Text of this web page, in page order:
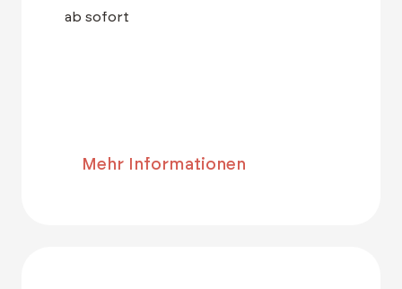
ab sofort
Mehr Informationen